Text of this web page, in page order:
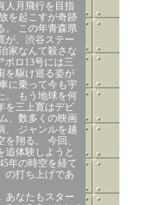
人月飛行を目指
を起こすが奇跡
。 この年青森県
が、渋谷ステー
家なんて殺さな
ポロ13号には三
を駆け巡る姿が
に乗って今も宇
。 もう地球を何
を三上寛はデビ
、数多くの映画
、 ジャンルを越
翔る。 今回、
追体験しようと
年の時空を経て
の打ち上げであ
あなたもスター